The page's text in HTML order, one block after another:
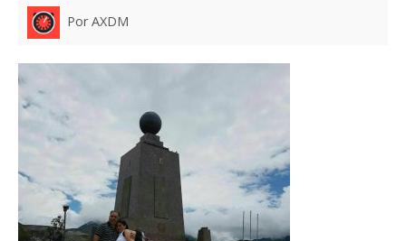
Por AXDM